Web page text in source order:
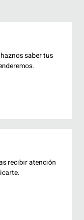
saber tus
recibir atención